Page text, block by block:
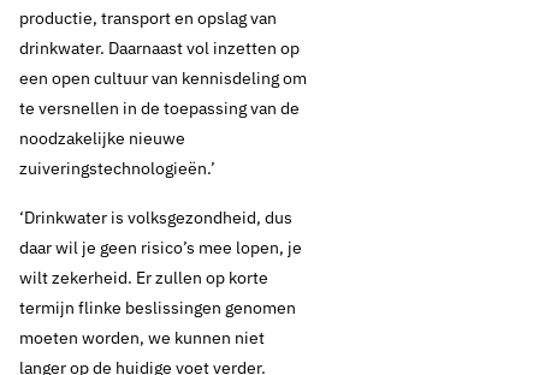
productie, transport en opslag van
drinkwater. Daarnaast vol inzetten op
een open cultuur van kennisdeling om
te versnellen in de toepassing van de
noodzakelijke nieuwe
zuiveringstechnologieën.’
‘Drinkwater is volksgezondheid, dus
daar wil je geen risico’s mee lopen, je
wilt zekerheid. Er zullen op korte
termijn flinke beslissingen genomen
moeten worden, we kunnen niet
langer op de huidige voet verder.